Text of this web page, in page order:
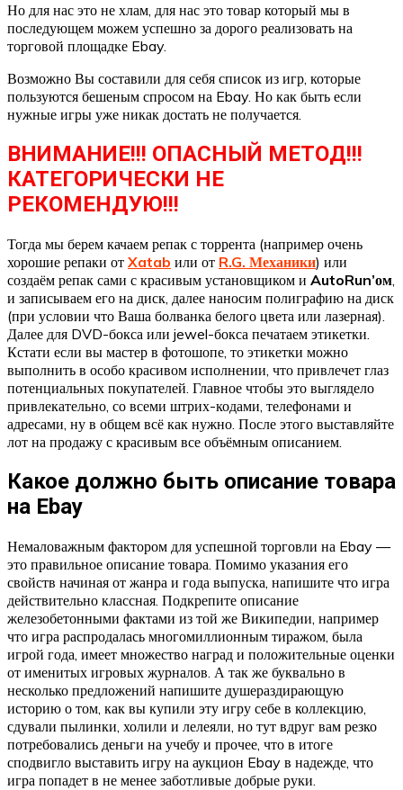
Но для нас это не хлам, для нас это товар который мы в
последующем можем успешно за дорого реализовать на
торговой площадке Ebay.
Возможно Вы составили для себя список из игр, которые
пользуются бешеным спросом на Ebay. Но как быть если
нужные игры уже никак достать не получается.
ВНИМАНИЕ!!! ОПАСНЫЙ МЕТОД!!!
КАТЕГОРИЧЕСКИ НЕ
РЕКОМЕНДУЮ!!!
Тогда мы берем качаем репак с торрента (например очень
хорошие репаки от Xatab или от R.G. Механики) или
создаём репак сами с красивым установщиком и AutoRun’ом
и записываем его на диск, далее наносим полиграфию на диск
(при условии что Ваша болванка белого цвета или лазерная).
Далее для DVD-бокса или jewel-бокса печатаем этикетки.
Кстати если вы мастер в фотошопе, то этикетки можно
выполнить в особо красивом исполнении, что привлечет глаз
потенциальных покупателей. Главное чтобы это выглядело
привлекательно, со всеми штрих-кодами, телефонами и
адресами, ну в общем всё как нужно. После этого выставляйте
лот на продажу с красивым все объёмным описанием.
Какое должно быть описание товара
на Ebay
Немаловажным фактором для успешной торговли на Ebay —
это правильное описание товара. Помимо указания его
свойств начиная от жанра и года выпуска, напишите что игра
действительно классная. Подкрепите описание
железобетонными фактами из той же Википедии, например
что игра распродалась многомиллионным тиражом, была
игрой года, имеет множество наград и положительные оценки
от именитых игровых журналов. А так же буквально в
несколько предложений напишите душераздирающую
историю о том, как вы купили эту игру себе в коллекцию,
сдували пылинки, холили и лелеяли, но тут вдруг вам резко
потребовались деньги на учебу и прочее, что в итоге
сподвигло выставить игру на аукцион Ebay в надежде, что
игра попадет в не менее заботливые добрые руки.